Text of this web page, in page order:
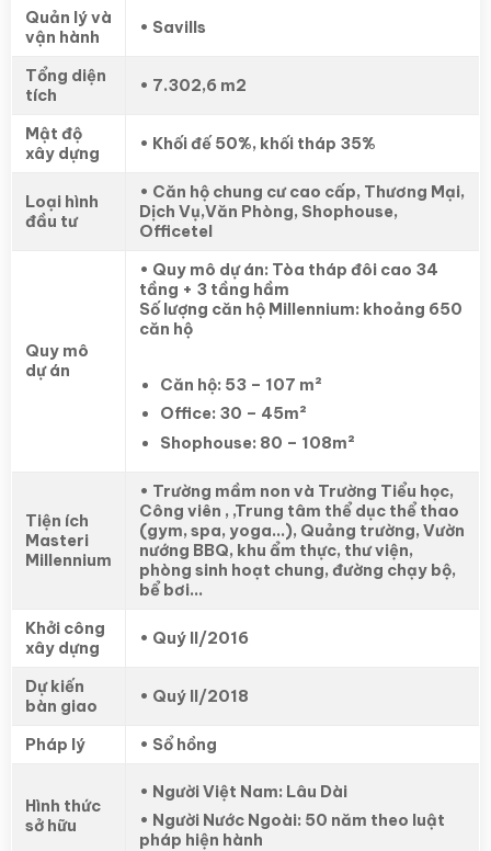
Quản lý và
vận hành
• Savills
Tổng diện
tích
• 7.302,6 m2
Mật độ
xây dựng
• Khối đế 50%, khối tháp 35%
Loại hình
đầu tư
• Căn hộ chung cư cao cấp, Thương Mại,
Dịch Vụ,Văn Phòng, Shophouse,
Officetel
Quy mô
dự án
• Quy mô dự án: Tòa tháp đôi cao 34
tầng + 3 tầng hầm
Số lượng căn hộ Millennium: khoảng 650
căn hộ
Căn hộ: 53 – 107 m²
Office: 30 – 45m²
Shophouse: 80 – 108m²
Tiện ích
Masteri
Millennium
• Trường mầm non và Trường Tiểu học,
Công viên , ,Trung tâm thể dục thể thao
(gym, spa, yoga…), Quảng trường, Vườn
nướng BBQ, khu ẩm thực, thư viện,
phòng sinh hoạt chung, đường chạy bộ,
bể bơi…
Khởi công
xây dựng
• Quý II/2016
Dự kiến
bàn giao
• Quý II/2018
Pháp lý • Sổ hồng
Hình thức
sở hữu
• Người Việt Nam: Lâu Dài
• Người Nước Ngoài: 50 năm theo luật
pháp hiện hành